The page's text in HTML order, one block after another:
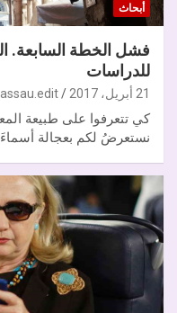
أبحاث
فشل الخطة السابعة.
للدراسات
21 أبريل، 2017
كي تتعرفوا على طبيعة
نستعرضُ لكم بعجالة